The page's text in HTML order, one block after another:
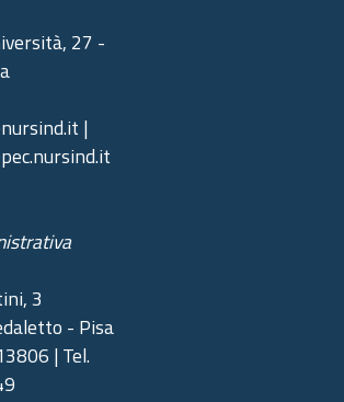
27 -
|
3
- Pisa
| Tel.